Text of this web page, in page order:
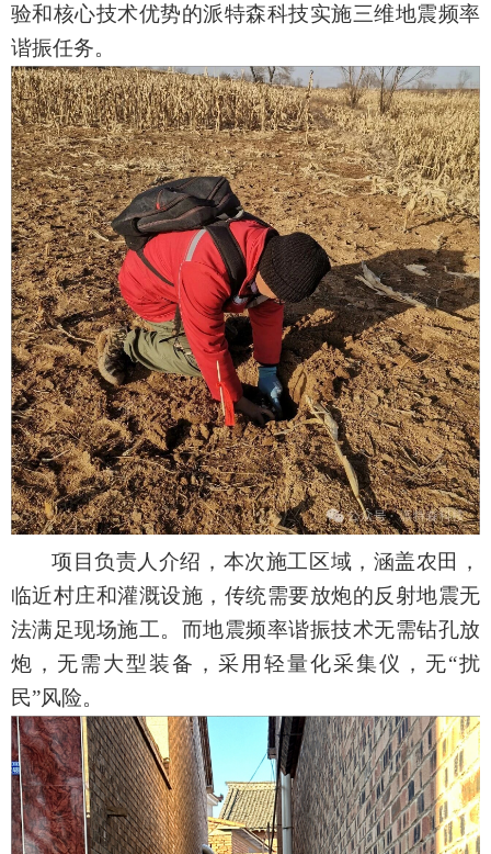
验和核心技术优势的派特森科技实施三维地震频率
谐振任务。
项目负责人介绍，本次施工区域，涵盖农田，
临近村庄和灌溉设施， 传统需要放炮的反射地震无
法满足现场施工。而地震频率谐振技术无需钻孔放
炮，无需大型装备， 采用轻量化采集仪，无“扰
民”风险。